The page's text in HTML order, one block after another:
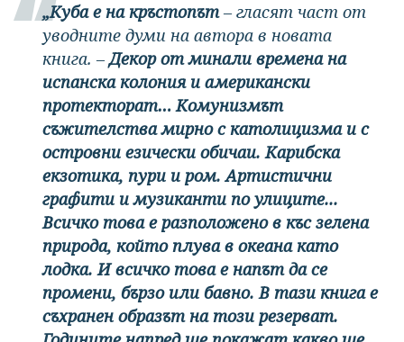
„Куба е на кръстопът– гласят част от
уводните думи на автора в новата
книга. –Декор от минали времена на
испанска колония и американски
протекторат… Комунизмът
съжителства мирно с католицизма и с
островни езически обичаи. Карибска
екзотика, пури и ром. Артистични
графити и музиканти по улиците...
Всичко това е разположено в къс зелена
природа, който плува в океана като
лодка. И всичко това е напът да се
промени, бързо или бавно. В тази книга е
съхранен образът на този резерват.